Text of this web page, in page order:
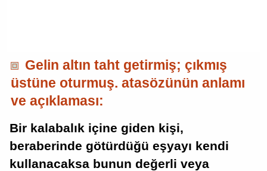
Gelin altın taht getirmiş; çıkmış
üstüne oturmuş. atasözünün anlamı
ve açıklaması:
Bir kalabalık içine giden kişi,
beraberinde götürdüğü eşyayı kendi
kullanacaksa bunun değerli veya